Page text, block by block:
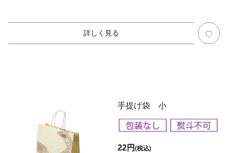
詳しく見る
手提げ袋 小
22円(税込)